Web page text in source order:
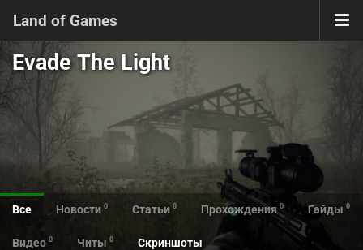
Land of Games
Evade The Light
Все Новости 0 Статьи 0 Прохождения 0 Гайды 0
Видео 0 Читы 0 Скриншоты